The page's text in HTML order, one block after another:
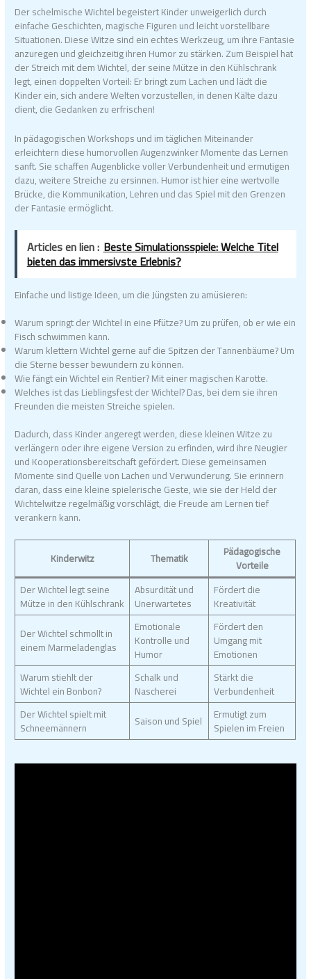
Der schelmische Wichtel begeistert Kinder unweigerlich durch
einfache Geschichten, magische Figuren und leicht vorstellbare
Situationen. Diese Witze sind ein echtes Werkzeug, um ihre Fantasie
anzuregen und gleichzeitig ihren Humor zu stärken. Zum Beispiel hat
der Streich mit dem Wichtel, der seine Mütze in den Kühlschrank
legt, einen doppelten Vorteil: Er bringt zum Lachen und lädt die
Kinder ein, sich andere Welten vorzustellen, in denen Kälte dazu
dient, die Gedanken zu erfrischen!
In pädagogischen Workshops und im täglichen Miteinander
erleichtern diese humorvollen Augenzwinker Momente das Lernen
sanft. Sie schaffen Augenblicke voller Verbundenheit und ermutigen
dazu, weitere Streiche zu ersinnen. Humor ist hier eine wertvolle
Brücke, die Kommunikation, Lehren und das Spiel mit den Grenzen
der Fantasie ermöglicht.
Articles en lien : Beste Simulationsspiele: Welche Titel
bieten das immersivste Erlebnis?
Einfache und listige Ideen, um die Jüngsten zu amüsieren:
Warum springt der Wichtel in eine Pfütze? Um zu prüfen, ob er wie ein
Fisch schwimmen kann.
Warum klettern Wichtel gerne auf die Spitzen der Tannenbäume? Um
die Sterne besser bewundern zu können.
Wie fängt ein Wichtel ein Rentier? Mit einer magischen Karotte.
Welches ist das Lieblingsfest der Wichtel? Das, bei dem sie ihren
Freunden die meisten Streiche spielen.
Dadurch, dass Kinder angeregt werden, diese kleinen Witze zu
verlängern oder ihre eigene Version zu erfinden, wird ihre Neugier
und Kooperationsbereitschaft gefördert. Diese gemeinsamen
Momente sind Quelle von Lachen und Verwunderung. Sie erinnern
daran, dass eine kleine spielerische Geste, wie sie der Held der
Wichtelwitze regelmäßig vorschlägt, die Freude am Lernen tief
verankern kann.
Kinderwitz Thematik Pädagogische
Vorteile
Der Wichtel legt seine
Mütze in den Kühlschrank
Absurdität und
Unerwartetes
Fördert die
Kreativität
Der Wichtel schmollt in
einem Marmeladenglas
Emotionale
Kontrolle und
Humor
Fördert den
Umgang mit
Emotionen
Warum stiehlt der
Wichtel ein Bonbon?
Schalk und
Nascherei
Stärkt die
Verbundenheit
Der Wichtel spielt mit
Schneemännern Saison und Spiel Ermutigt zum
Spielen im Freien